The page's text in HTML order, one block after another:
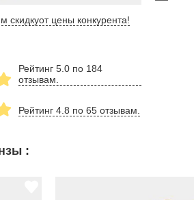
скидкуот цены конкурента!
Рейтинг 5.0 по 184
отзывам.
Рейтинг 4.8 по 65 отзывам.
: